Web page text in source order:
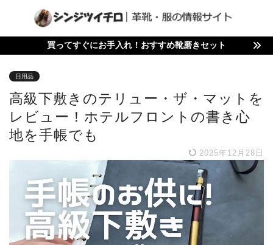
買ってすぐにお手入れ！おすすめ靴磨きセット
日用品
高級下敷きのテリュー・ザ・マットを
レビュー！ホテルフロントの書き心
地を手帳でも
2025年12月28日